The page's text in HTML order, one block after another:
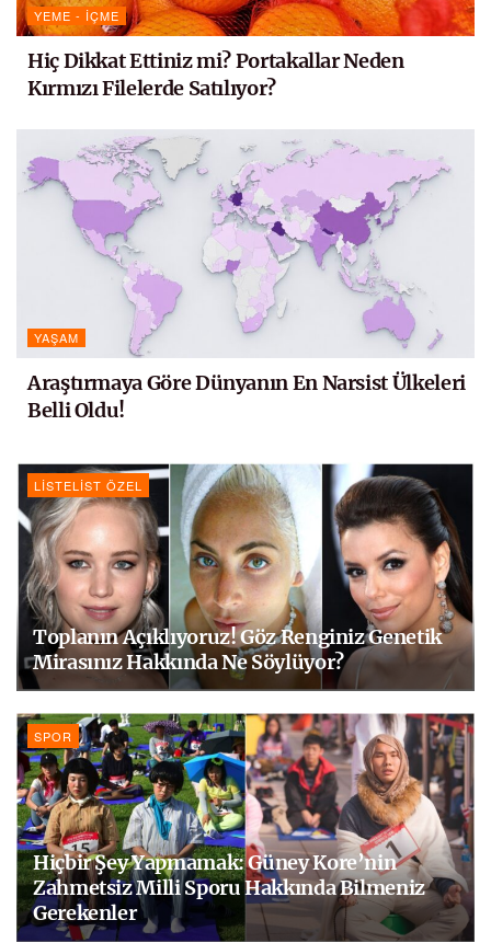
YEME - İÇME
Hiç Dikkat Ettiniz mi? Portakallar Neden
Kırmızı Filelerde Satılıyor?
YAŞAM
Araştırmaya Göre Dünyanın En Narsist Ülkeleri
Belli Oldu!
LISTELIST ÖZEL
Toplanın Açıklıyoruz! Göz Renginiz Genetik
Mirasınız Hakkında Ne Söylüyor?
SPOR
Hiçbir Şey Yapmamak: Güney Kore’nin
Zahmetsiz Milli Sporu Hakkında Bilmeniz
Gerekenler